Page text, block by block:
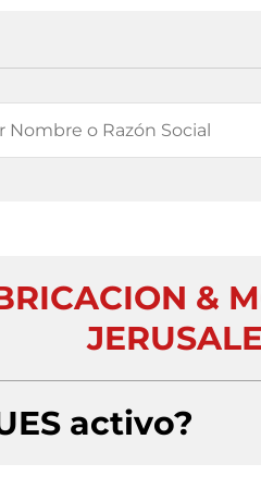
&
activo?